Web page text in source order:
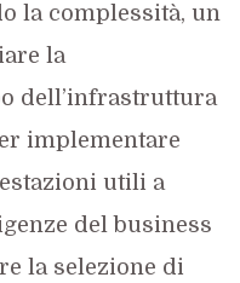
la complessità, un
la
dell’infrastruttura
implementare
utili a
del business
la selezione di